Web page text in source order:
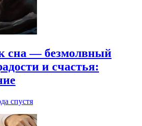
сна — безмолвный
и счастья:
спустя